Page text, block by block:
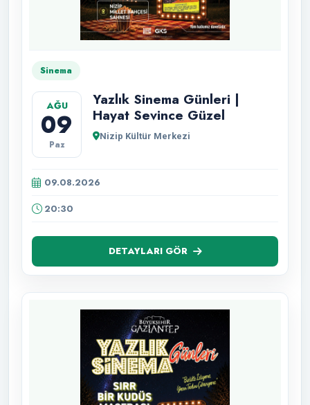
Sinema
AĞU
09
Paz
Yazlık Sinema Günleri |
Hayat Sevince Güzel
Nizip Kültür Merkezi
09.08.2026
20:30
DETAYLARI GÖR